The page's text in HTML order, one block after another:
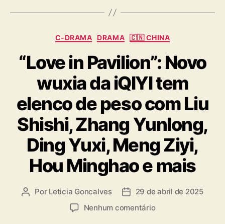
o
o
d
R
v
e
r
”
C
t
e
g
o
r
i
a
C-DRAMA DRAMA 🇨🇳 CHINA
“Love in Pavilion”: Novo
wuxia da iQIYI tem
elenco de peso com Liu
Shishi, Zhang Yunlong,
Ding Yuxi, Meng Ziyi,
Hou Minghao e mais
A Por Leticia Goncalves
D 29 de abril de 2025
Nenhum comentárioe